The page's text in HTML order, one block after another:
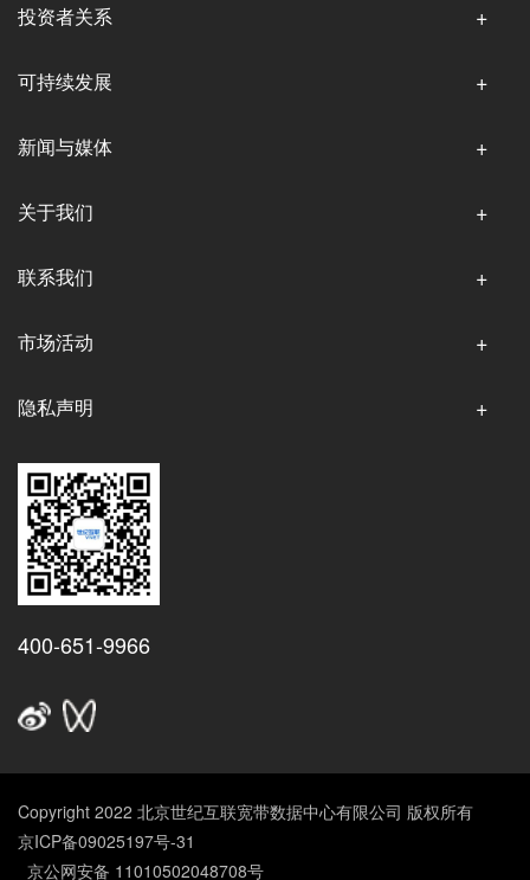
投资者关系
可持续发展
新闻与媒体
关于我们
联系我们
市场活动
隐私声明
400-651-9966
Copyright 2022 北京世纪互联宽带数据中心有限公司 版权所有
京ICP备09025197号-31
京公网安备 11010502048708号